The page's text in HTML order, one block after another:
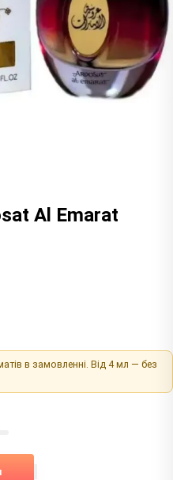
Al Emarat
в замовленні. Від 4 мл — без